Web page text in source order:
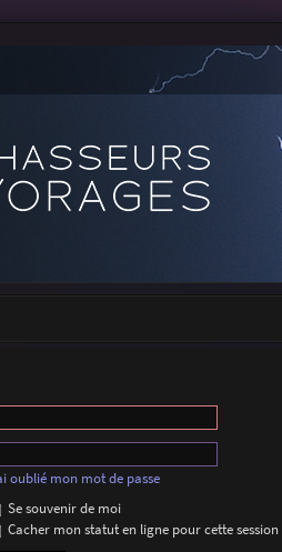
oublié mon mot de passe
Se souvenir de moi
Cacher mon statut en ligne pour cette session